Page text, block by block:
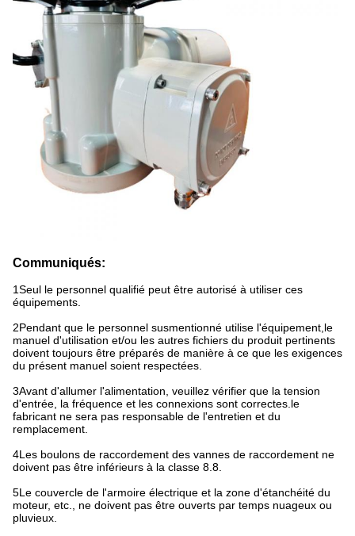
Communiqués:
1Seul le personnel qualifié peut être autorisé à utiliser ces
équipements.
2Pendant que le personnel susmentionné utilise l'équipement,le
manuel d'utilisation et/ou les autres fichiers du produit pertinents
doivent toujours être préparés de manière à ce que les exigences
du présent manuel soient respectées.
3Avant d'allumer l'alimentation, veuillez vérifier que la tension
d'entrée, la fréquence et les connexions sont correctes.le
fabricant ne sera pas responsable de l'entretien et du
remplacement.
4Les boulons de raccordement des vannes de raccordement ne
doivent pas être inférieurs à la classe 8.8.
5Le couvercle de l'armoire électrique et la zone d'étanchéité du
moteur, etc., ne doivent pas être ouverts par temps nuageux ou
pluvieux.